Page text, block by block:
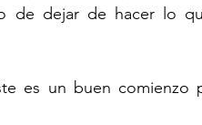
de dejar de hacer lo
es un buen comienzo